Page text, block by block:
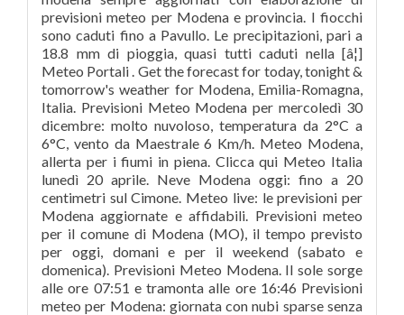
previsioni meteo per Modena e provincia. I fiocchi
sono caduti fino a Pavullo. Le precipitazioni, pari a
18.8 mm di pioggia, quasi tutti caduti nella [â¦]
Meteo Portali . Get the forecast for today, tonight &
tomorrow's weather for Modena, Emilia-Romagna,
Italia. Previsioni Meteo Modena per mercoledì 30
dicembre: molto nuvoloso, temperatura da 2°C a
6°C, vento da Maestrale 6 Km/h. Meteo Modena,
allerta per i fiumi in piena. Clicca qui Meteo Italia
lunedì 20 aprile. Neve Modena oggi: fino a 20
centimetri sul Cimone. Meteo live: le previsioni per
Modena aggiornate e affidabili. Previsioni meteo
per il comune di Modena (MO), il tempo previsto
per oggi, domani e per il weekend (sabato e
domenica). Previsioni Meteo Modena. Il sole sorge
alle ore 07:51 e tramonta alle ore 16:46 Previsioni
meteo per Modena: giornata con nubi sparse senza